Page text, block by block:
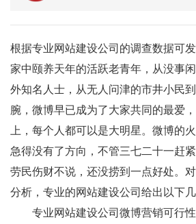
根据专业网站建设公司的调查数据可
家中颐养天年的活跃老青年，从没事
外知名人士，从无人问津的市井小民
腕，微博早已成为了大家共同的最爱
上，每个人都可以是大明星。微博的
急得没有了方向，不管三七二十一赶
劳民伤财不说，还没捞到一点好处。
分析，专业的网站建设公司给出以下几
专业网站建设公司微博营销可行性